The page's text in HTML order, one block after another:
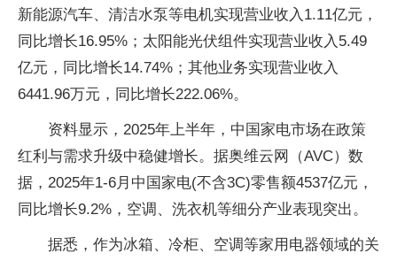
新能源汽车、清洁水泵等电机实现营业收入1.11亿元，
同比增长16.95%；太阳能光伏组件实现营业收入5.49
亿元，同比增长14.74%；其他业务实现营业收入
6441.96万元，同比增长222.06%。
资料显示，2025年上半年，中国家电市场在政策
红利与需求升级中稳健增长。据奥维云网（AVC）数
据，2025年1-6月中国家电(不含3C)零售额4537亿元，
同比增长9.2%，空调、洗衣机等细分产业表现突出。
据悉，作为冰箱、冷柜、空调等家用电器领域的关